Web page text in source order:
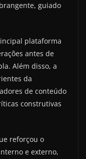
guiado
plataforma
antes de
Além disso, a
da
de conteúdo
construtivas
reforçou o
e externo,